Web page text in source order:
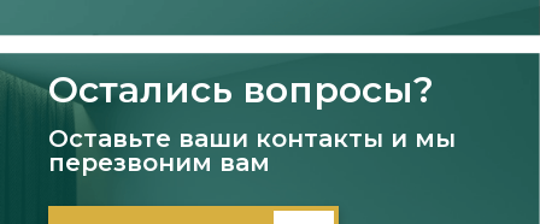
Остались вопросы?
Оставьте ваши контакты и мы
перезвоним вам